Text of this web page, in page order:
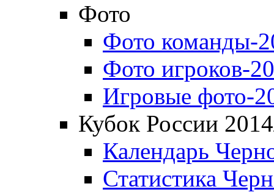
Фото
Фото команды-
Фото игроков-
Игровые фото-
Кубок России
Календарь
Статистика